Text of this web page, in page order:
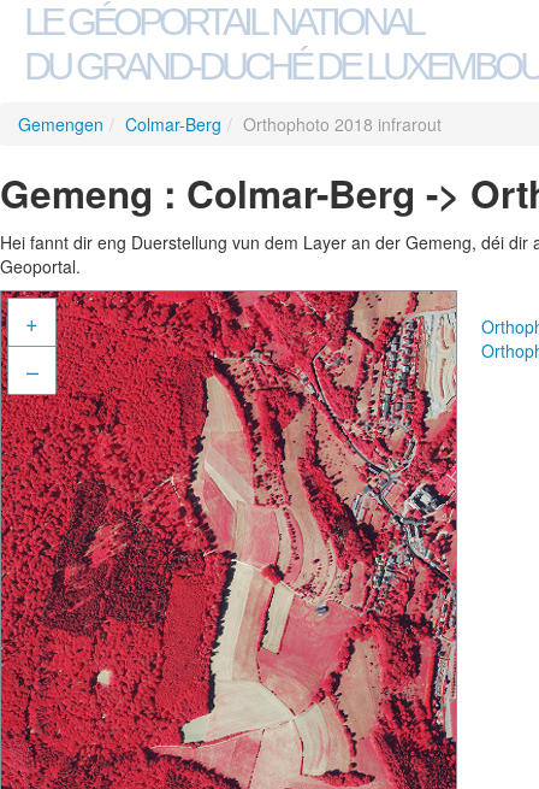
LE GÉOPORTAIL NATIONAL
DU GRAND-DUCHÉ DE
Gemengen / Colmar-Berg / Orthophoto 2018 infrarout
Gemeng : Colmar-Berg ->
Hei fannt dir eng Duerstellung vun dem Layer an der Gemeng, déi
Geoportal.
+
–